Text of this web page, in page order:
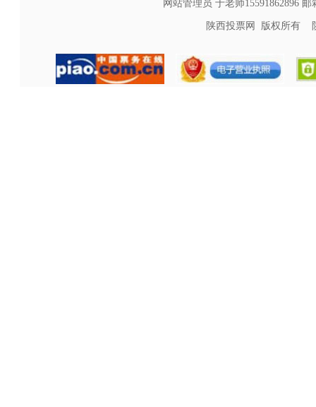
网站管理员 于老师15591862896
陕西投票网 版权所有